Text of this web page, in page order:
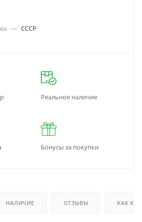
— СССР
Реальное наличие
Бонусы за покупки
НАЛИЧИЕ ОТЗЫВЫ КАК